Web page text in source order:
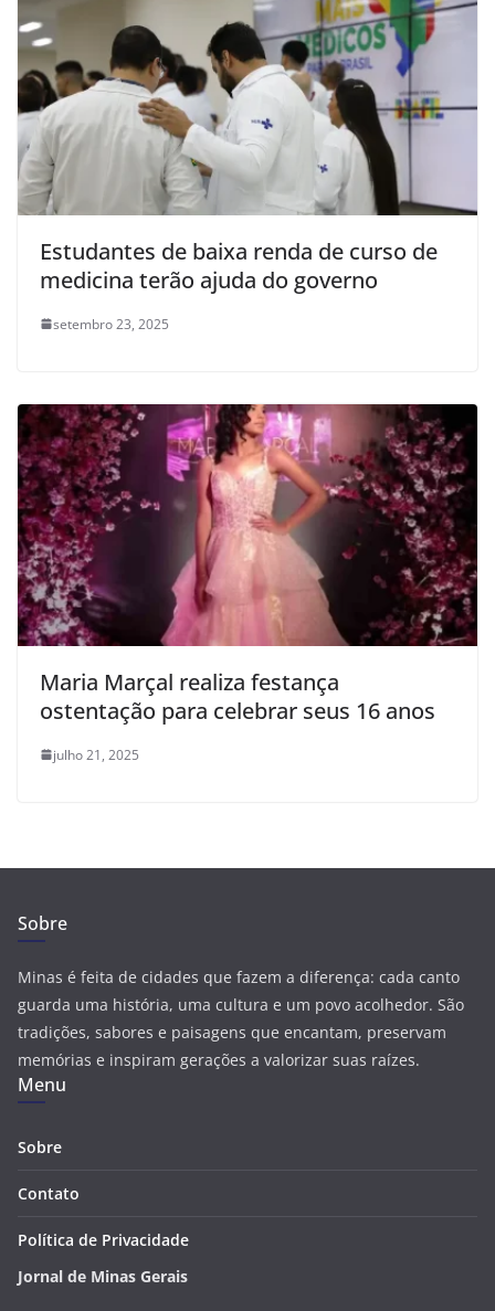
Estudantes de baixa renda de curso de
medicina terão ajuda do governo
setembro 23, 2025
Maria Marçal realiza festança
ostentação para celebrar seus 16 anos
julho 21, 2025
Sobre
Minas é feita de cidades que fazem a diferença: cada canto
guarda uma história, uma cultura e um povo acolhedor. São
tradições, sabores e paisagens que encantam, preservam
memórias e inspiram gerações a valorizar suas raízes.
Menu
Sobre
Contato
Política de Privacidade
Jornal de Minas Gerais